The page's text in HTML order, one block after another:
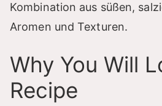
Kombination aus süßen,
Aromen und Texturen.
Why You Will
Recipe